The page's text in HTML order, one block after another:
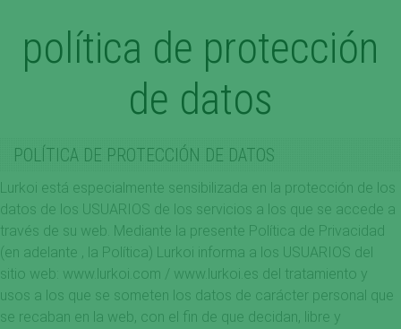
política de protección
de datos
POLÍTICA DE PROTECCIÓN DE DATOS
Lurkoi está especialmente sensibilizada en la protección de los
datos de los USUARIOS de los servicios a los que se accede a
través de su web. Mediante la presente Política de Privacidad
(en adelante , la Política) Lurkoi informa a los USUARIOS del
sitio web: www.lurkoi.com / www.lurkoi.es del tratamiento y
usos a los que se someten los datos de carácter personal que
se recaban en la web, con el fin de que decidan, libre y